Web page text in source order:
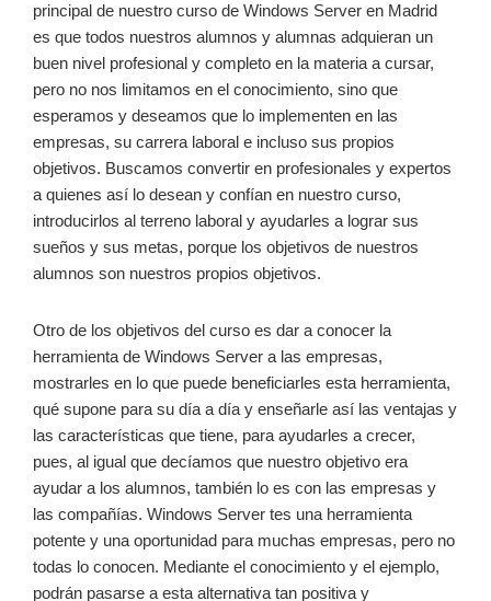
principal de nuestro curso de Windows Server en Madrid
es que todos nuestros alumnos y alumnas adquieran un
buen nivel profesional y completo en la materia a cursar,
pero no nos limitamos en el conocimiento, sino que
esperamos y deseamos que lo implementen en las
empresas, su carrera laboral e incluso sus propios
objetivos. Buscamos convertir en profesionales y expertos
a quienes así lo desean y confían en nuestro curso,
introducirlos al terreno laboral y ayudarles a lograr sus
sueños y sus metas, porque los objetivos de nuestros
alumnos son nuestros propios objetivos.
Otro de los objetivos del curso es dar a conocer la
herramienta de Windows Server a las empresas,
mostrarles en lo que puede beneficiarles esta herramienta,
qué supone para su día a día y enseñarle así las ventajas y
las características que tiene, para ayudarles a crecer,
pues, al igual que decíamos que nuestro objetivo era
ayudar a los alumnos, también lo es con las empresas y
las compañías. Windows Server tes una herramienta
potente y una oportunidad para muchas empresas, pero no
todas lo conocen. Mediante el conocimiento y el ejemplo,
podrán pasarse a esta alternativa tan positiva y